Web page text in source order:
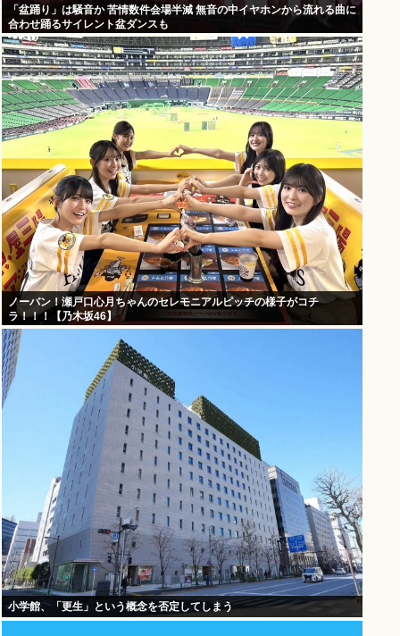
「盆踊り」は騒音か 苦情数件会場半減 無音の中イヤホンから流れる曲に
合わせ踊るサイレント盆ダンスも
ノーバン！瀬戸口心月ちゃんのセレモニアルピッチの様子がコチ
ラ！！！【乃木坂46】
小学館、「更生」という概念を否定してしまう